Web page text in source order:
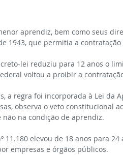
aprendiz, bem como seus
1943, que permitia a
lei reduziu para 12 anos o
voltou a proibir a
a regra foi incorporada à Lei da
observa o veto constitucional
na condição de aprendiz.
11.180 elevou de 18 anos para
empresas e órgãos públicos.